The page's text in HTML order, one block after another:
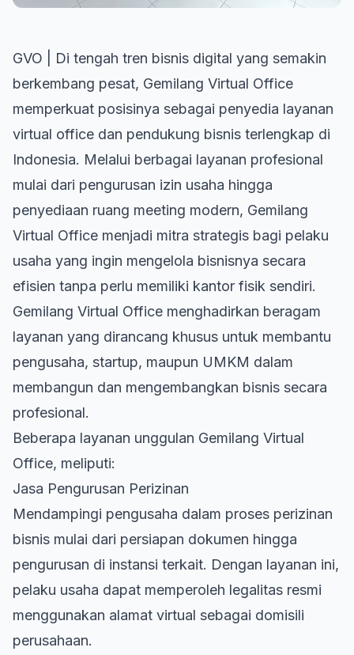
GVO | Di tengah tren bisnis digital yang semakin
berkembang pesat, Gemilang Virtual Office
memperkuat posisinya sebagai penyedia layanan
virtual office dan pendukung bisnis terlengkap di
Indonesia. Melalui berbagai layanan profesional
mulai dari pengurusan izin usaha hingga
penyediaan ruang meeting modern, Gemilang
Virtual Office menjadi mitra strategis bagi pelaku
usaha yang ingin mengelola bisnisnya secara
efisien tanpa perlu memiliki kantor fisik sendiri.
Gemilang Virtual Office menghadirkan beragam
layanan yang dirancang khusus untuk membantu
pengusaha, startup, maupun UMKM dalam
membangun dan mengembangkan bisnis secara
profesional.
Beberapa layanan unggulan Gemilang Virtual
Office, meliputi:
Jasa Pengurusan Perizinan
Mendampingi pengusaha dalam proses perizinan
bisnis mulai dari persiapan dokumen hingga
pengurusan di instansi terkait. Dengan layanan ini,
pelaku usaha dapat memperoleh legalitas resmi
menggunakan alamat virtual sebagai domisili
perusahaan.